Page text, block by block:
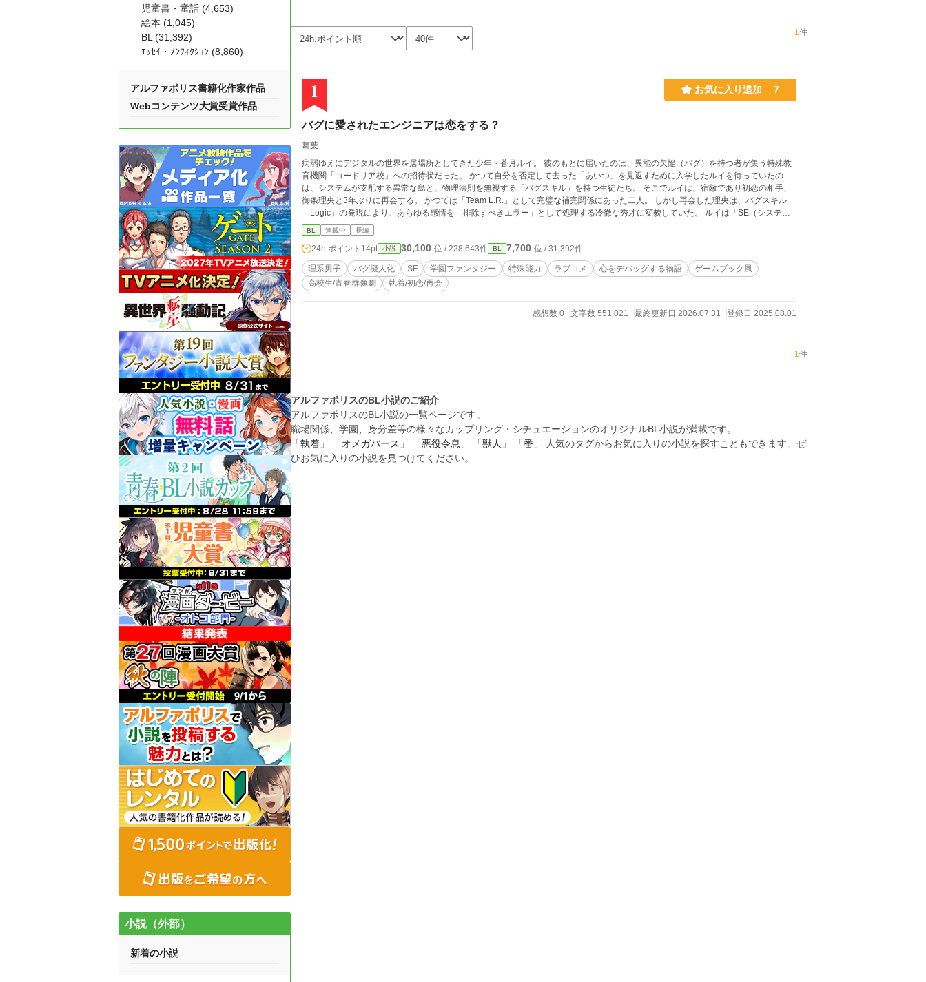
1件
1 お気に入り追加 7
バグに愛されたエンジニアは恋をする？
葛葉
病弱ゆえにデジタルの世界を居場所としてきた少年・蒼月ルイ。 彼のもとに届いたのは、異能の欠陥（バグ）を持つ者が集う特殊教
育機関「コードリア校」への招待状だった。 かつて自分を否定して去った「あいつ」を見返すために入学したルイを待っていたの
は、システムが支配する異常な島と、物理法則を無視する「バグスキル」を持つ生徒たち。 そこでルイは、宿敵であり初恋の相手、
御条理央と3年ぶりに再会する。 かつては「Team L.R.」として完璧な補完関係にあった二人。 しかし再会した理央は、バグスキル
「Logic」の発現により、あらゆる感情を「排除すべきエラー」として処理する冷徹な秀才に変貌していた。 ルイは「SE（システム
エンジニア）」として、暴走する生徒たちの心をデバッグする過酷な任務を背負わされる。 神出鬼没のバグを持つ同居人・悠斗や、
過激な理想を掲げる生徒会との衝突。 過去の裏切りと、今も消えない恋心。 「これは恋なのか、それとも未定義のクラッシュか」 壊
れた世界で、不器用なエンジニアたちが「本当の心」を実装するまでの物語。
BL 連載中 長編
24h.ポイント 14pt 小説 30,100 位 / 228,643件 BL 7,700 位 / 31,392件
理系男子 バグ擬人化 SF 学園ファンタジー 特殊能力 ラブコメ 心をデバッグする物語
ゲームブック風
高校生/青春群像劇
執着/初恋/再会
感想数 0 文字数 551,021 最終更新日 2026.07.31 登録日 2025.08.01
1件
アルファポリスのBL小説のご紹介
アルファポリスのBL小説の一覧ページです。
職場関係、学園、身分差等の様々なカップリング・シチュエーションのオリジナルBL小説が満載です。
「 執着 」 「 オメガバース 」 「 悪役令息 」 「 獣人 」 「 番 」 人気のタグからお気に入りの小説を探すこともできます。ぜ
ひお気に入りの小説を見つけてください。
児童書・童話 (4,653)
絵本 (1,045)
BL (31,392)
ｴｯｾｲ・ﾉﾝﾌｨｸｼｮﾝ (8,860)
アルファポリス書籍化作家作品
Webコンテンツ大賞受賞作品
小説（外部）
新着の小説